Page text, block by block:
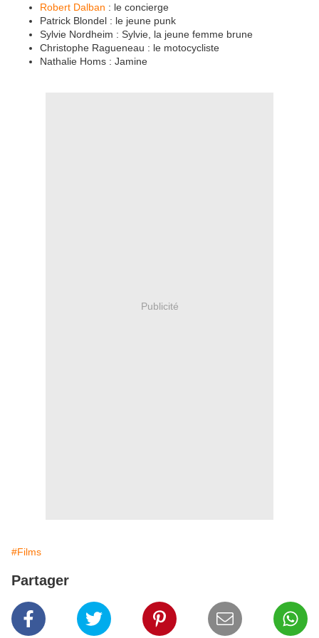
Robert Dalban : le concierge
Patrick Blondel : le jeune punk
Sylvie Nordheim : Sylvie, la jeune femme brune
Christophe Ragueneau : le motocycliste
Nathalie Homs : Jamine
Publicité
#Films
Partager